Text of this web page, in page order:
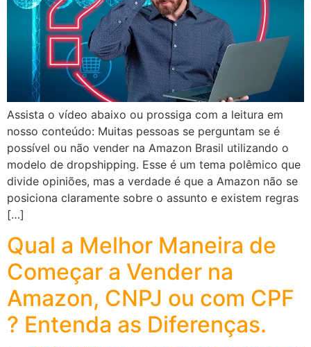
Assista o vídeo abaixo ou prossiga com a leitura em
nosso conteúdo: Muitas pessoas se perguntam se é
possível ou não vender na Amazon Brasil utilizando o
modelo de dropshipping. Esse é um tema polêmico que
divide opiniões, mas a verdade é que a Amazon não se
posiciona claramente sobre o assunto e existem regras
[…]
Qual a Melhor Maneira de
Começar a Vender na
Amazon, CNPJ ou com CPF
? Entenda as Diferenças.